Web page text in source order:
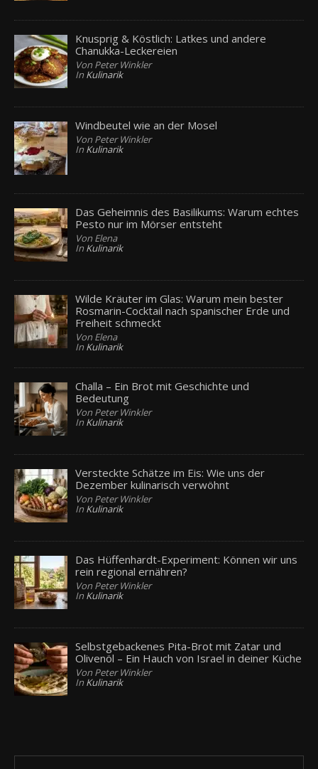
Knusprig & Köstlich: Latkes und andere
Chanukka-Leckereien
Von Peter Winkler
In Kulinarik
Windbeutel wie an der Mosel
Von Peter Winkler
In Kulinarik
Das Geheimnis des Basilikums: Warum echtes
Pesto nur im Mörser entsteht
Von Elena
In Kulinarik
Wilde Kräuter im Glas: Warum mein bester
Rosmarin-Cocktail nach spanischer Erde und
Freiheit schmeckt
Von Elena
In Kulinarik
Challa – Ein Brot mit Geschichte und
Bedeutung
Von Peter Winkler
In Kulinarik
Versteckte Schätze im Eis: Wie uns der
Dezember kulinarisch verwöhnt
Von Peter Winkler
In Kulinarik
Das Hüffenhardt-Experiment: Können wir uns
rein regional ernähren?
Von Peter Winkler
In Kulinarik
Selbstgebackenes Pita-Brot mit Zatar und
Olivenöl – Ein Hauch von Israel in deiner Küche
Von Peter Winkler
In Kulinarik